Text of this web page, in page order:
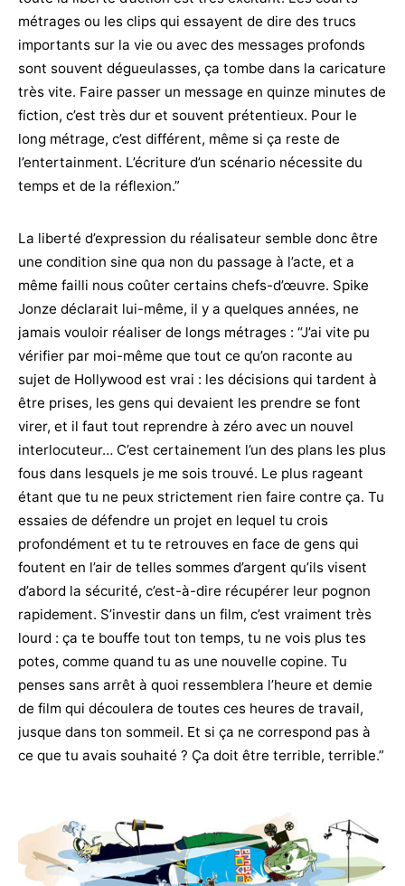
métrages ou les clips qui essayent de dire des trucs
importants sur la vie ou avec des messages profonds
sont souvent dégueulasses, ça tombe dans la caricature
très vite. Faire passer un message en quinze minutes de
fiction, c’est très dur et souvent prétentieux. Pour le
long métrage, c’est différent, même si ça reste de
l’entertainment. L’écriture d’un scénario nécessite du
temps et de la réflexion.”
La liberté d’expression du réalisateur semble donc être
une condition sine qua non du passage à l’acte, et a
même failli nous coûter certains chefs-d’œuvre. Spike
Jonze déclarait lui-même, il y a quelques années, ne
jamais vouloir réaliser de longs métrages : “J’ai vite pu
vérifier par moi-même que tout ce qu’on raconte au
sujet de Hollywood est vrai : les décisions qui tardent à
être prises, les gens qui devaient les prendre se font
virer, et il faut tout reprendre à zéro avec un nouvel
interlocuteur… C’est certainement l’un des plans les plus
fous dans lesquels je me sois trouvé. Le plus rageant
étant que tu ne peux strictement rien faire contre ça. Tu
essaies de défendre un projet en lequel tu crois
profondément et tu te retrouves en face de gens qui
foutent en l’air de telles sommes d’argent qu’ils visent
d’abord la sécurité, c’est-à-dire récupérer leur pognon
rapidement. S’investir dans un film, c’est vraiment très
lourd : ça te bouffe tout ton temps, tu ne vois plus tes
potes, comme quand tu as une nouvelle copine. Tu
penses sans arrêt à quoi ressemblera l’heure et demie
de film qui découlera de toutes ces heures de travail,
jusque dans ton sommeil. Et si ça ne correspond pas à
ce que tu avais souhaité ? Ça doit être terrible, terrible.”